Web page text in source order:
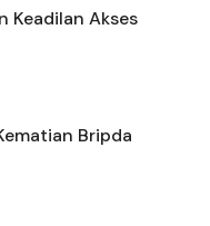
Keadilan Akses
Bripda